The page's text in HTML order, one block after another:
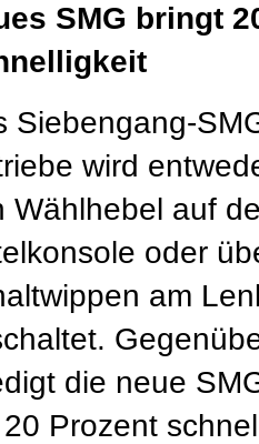
SMG bringt
Siebengang-
wird
Wählhebel auf
oder
am
die neue
Prozent